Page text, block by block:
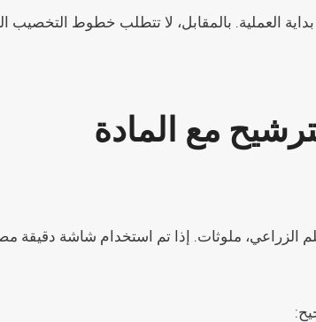
العملية. بالمقابل، لا تتطلب خطوط
مع المادة
الزراعي، ملوثات. إذا تم استخدام شاشة